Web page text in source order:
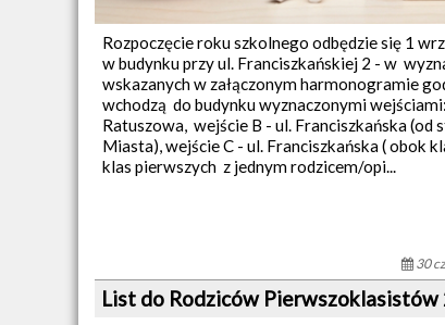
Rozpoczęcie roku szkolnego odbędzie się 1
w budynku przy ul. Franciszkańskiej 2 - w
wskazanych w załączonym harmonogramie
wchodzą do budynku wyznaczonymi
Ratuszowa, wejście B - ul. Franciszkańska (od
Miasta), wejście C - ul. Franciszkańska ( obok
klas pierwszych z jednym rodzicem/opi...
30
List do Rodziców